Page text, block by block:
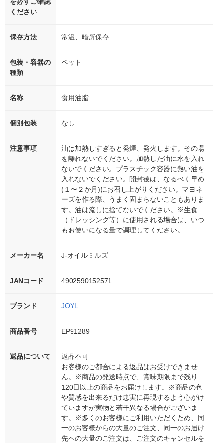
を必ずご確認
ください
保存方法 常温、暗所保存
包装・容器の
種類
ペット
名称 食用油脂
個別包装 なし
注意事項
油は加熱しすぎると発煙、発火します。その場
を離れないでください。加熱した油に水を入れ
ないでください。プラスチック容器に熱い油を
入れないでください。開封後は、なるべく早め
(１〜２か月)にお召し上がりください。マヨネ
ーズを作る際、うまく固まらないこともありま
す。油は流しに捨てないでください。※生食
（ドレッシング等）に使用される場合は、いつ
もお使いになる量で調理してください。
メーカー名 J-オイルミルズ
JANコード 4902590152571
ブランド JOYL
商品番号 EP91289
返品について
返品不可
お客様のご都合による返品はお受けできませ
ん。※商品の発送時点で、賞味期限まで残り
120日以上の商品をお届けします。※商品の色
や質感を出来るだけ忠実に再現するよう心がけ
ていますが実物と若干異なる場合がございま
す。※多くのお客様にご利用いただくため、同
一のお客様からの大量のご注文、同一のお届け
先への大量のご注文は、ご注文のキャンセルを